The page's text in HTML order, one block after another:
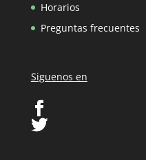
Horarios
Preguntas frecuentes
Siguenos en